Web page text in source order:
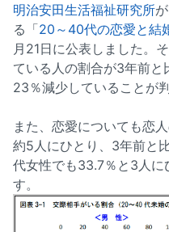
明治安田生活福祉研究所
る「20～40代の恋愛と結
月21日に公表しました。
ている人の割合が3年前
23％減少していることが判
また、恋愛についても恋
約5人にひとり、3年前と
代女性でも33.7％と3人
す。